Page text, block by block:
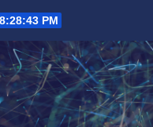
8:28:44 PM